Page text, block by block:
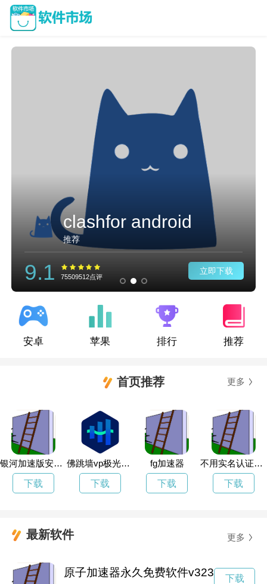
clashfor android
推荐
9.1 75509512点评
立即下载
安卓 苹果 排行 推荐
首页推荐 更多
银河加速版安卓下载
下载
佛跳墙vp极光改名Aurora
下载
fg加速器
下载
不用实名认证的加速器也不用花钱
下载
最新软件 更多
原子加速器永久免费软件v323 下载